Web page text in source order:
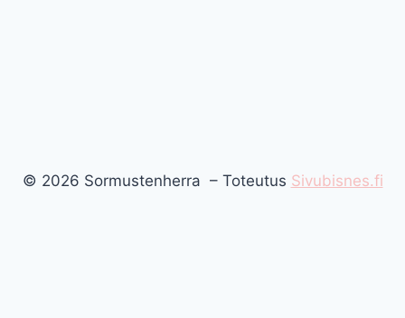
© 2026 Sormustenherra – Toteutus Sivubisnes.fi